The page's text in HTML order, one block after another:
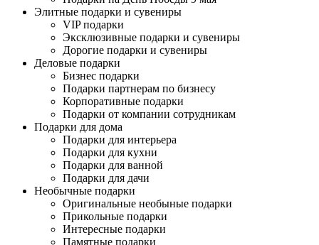
Элитные подарки и сувениры
VIP подарки
Эксклюзивные подарки и сувениры
Дорогие подарки и сувениры
Деловые подарки
Бизнес подарки
Подарки партнерам по бизнесу
Корпоративные подарки
Подарки от компании сотрудникам
Подарки для дома
Подарки для интерьера
Подарки для кухни
Подарки для ванной
Подарки для дачи
Необычные подарки
Оригинальные необыные подарки
Прикольные подарки
Интересные подарки
Памятные подарки